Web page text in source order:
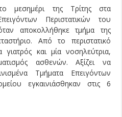
μεσημέρι της Τρίτης στα
Περιστατικών του
αποκολλήθηκε τμήμα της
Από το περιστατικό
γιατρός και μία νοσηλεύτρια,
ασθενών. Αξίζει να
Τμήματα Επειγόντων
εγκαινιάσθηκαν στις 6